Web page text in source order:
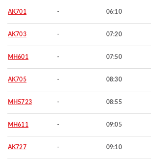
AK701 - 06:10
AK703 - 07:20
MH601 - 07:50
AK705 - 08:30
MH5723 - 08:55
MH611 - 09:05
AK727 - 09:10